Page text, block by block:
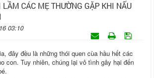
LẦM CÁC MẸ THƯỜNG GẶP KHI NẤU
03:10
đây đều là những thói quen cùa hầu hết các
con. Tuy nhiên, chúng lại vô tình gây hại đến